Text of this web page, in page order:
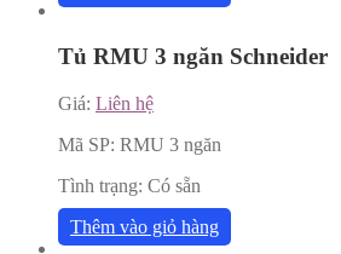
Tủ RMU 3 ngăn Schneider
Giá: Liên hệ
Mã SP: RMU 3 ngăn
Tình trạng: Có sẵn
Thêm vào giỏ hàng